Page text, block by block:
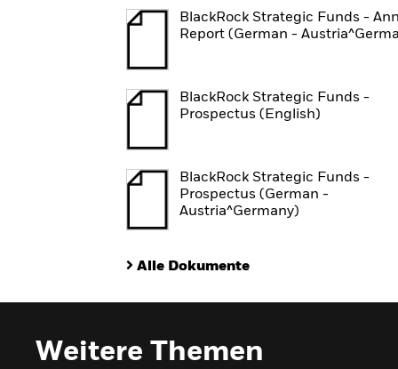
BlackRock Strategic Funds -
Report (German -
BlackRock Strategic Funds -
Prospectus (English)
BlackRock Strategic Funds -
Prospectus (German -
Austria^Germany)
Alle Dokumente
Weitere Themen